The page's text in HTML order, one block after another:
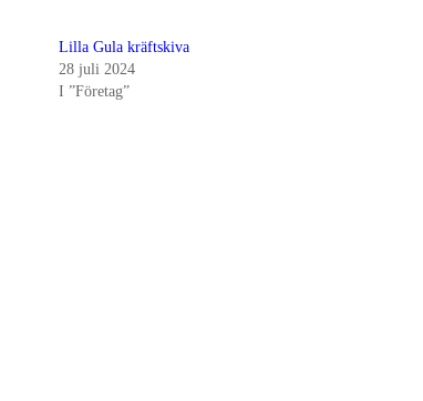
Lilla Gula kräftskiva
28 juli 2024
I ”Företag”